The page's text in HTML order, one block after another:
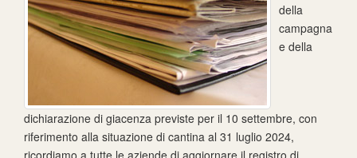
della
campagna
e della
dichiarazione di giacenza previste per il 10 settembre, con
riferimento alla situazione di cantina al 31 luglio 2024,
ricordiamo a tutte le aziende di aggiornare il registro di